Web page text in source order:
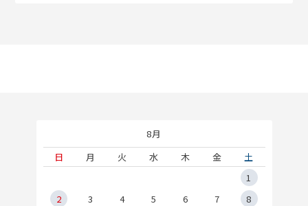
8月
日
月 火 水 木 金
土
1
2
3 4 5 6 7
8